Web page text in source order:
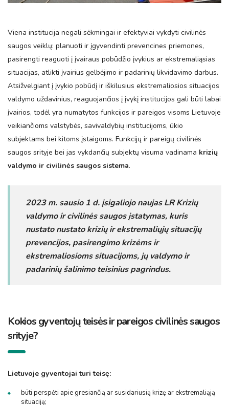
Viena institucija negali sėkmingai ir efektyviai vykdyti civilinės
saugos veiklų: planuoti ir įgyvendinti prevencines priemones,
pasirengti reaguoti į įvairaus pobūdžio įvykius ar ekstremaliąsias
situacijas, atlikti įvairius gelbėjimo ir padarinių likvidavimo darbus.
Atsižvelgiant į įvykio pobūdį ir iškilusius ekstremaliosios situacijos
valdymo uždavinius, reaguojančios į įvykį institucijos gali būti labai
įvairios, todėl yra numatytos funkcijos ir pareigos visoms Lietuvoje
veikiančioms valstybės, savivaldybių institucijoms, ūkio
subjektams bei kitoms įstaigoms. Funkcijų ir pareigų civilinės
saugos srityje bei jas vykdančių subjektų visuma vadinama krizių
valdymo ir civilinės saugos sistema.
2023 m. sausio 1 d. įsigaliojo naujas LR Krizių
valdymo ir civilinės saugos įstatymas, kuris
nustato nustato krizių ir ekstremaliųjų situacijų
prevencijos, pasirengimo krizėms ir
ekstremaliosioms situacijoms, jų valdymo ir
padarinių šalinimo teisinius pagrindus.
Kokios gyventojų teisės ir pareigos civilinės saugos
srityje?
Lietuvoje gyventojai turi teisę:
būti perspėti apie gresiančią ar susidariusią krizę ar ekstremaliąją
situaciją;